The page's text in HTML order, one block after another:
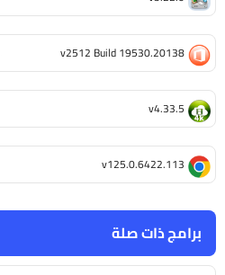
برامج ذات صلة
v2512 Build 19530.20138
v4.33.5
v125.0.6422.113